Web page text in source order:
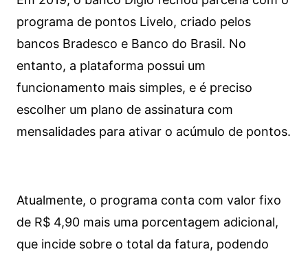
programa de pontos Livelo, criado pelos
bancos Bradesco e Banco do Brasil. No
entanto, a plataforma possui um
funcionamento mais simples, e é preciso
escolher um plano de assinatura com
mensalidades para ativar o acúmulo de pontos.
Atualmente, o programa conta com valor fixo
de R$ 4,90 mais uma porcentagem adicional,
que incide sobre o total da fatura, podendo